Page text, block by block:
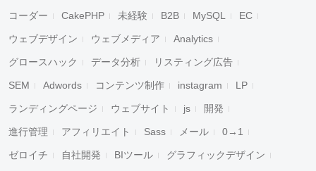
コーダー CakePHP 未経験 B2B MySQL EC
ウェブデザイン ウェブメディア Analytics
グロースハック データ分析 リスティング広告
SEM Adwords コンテンツ制作 instagram LP
ランディングページ ウェブサイト js 開発
進行管理 アフィリエイト Sass メール 0→1
ゼロイチ 自社開発 BIツール グラフィックデザイン